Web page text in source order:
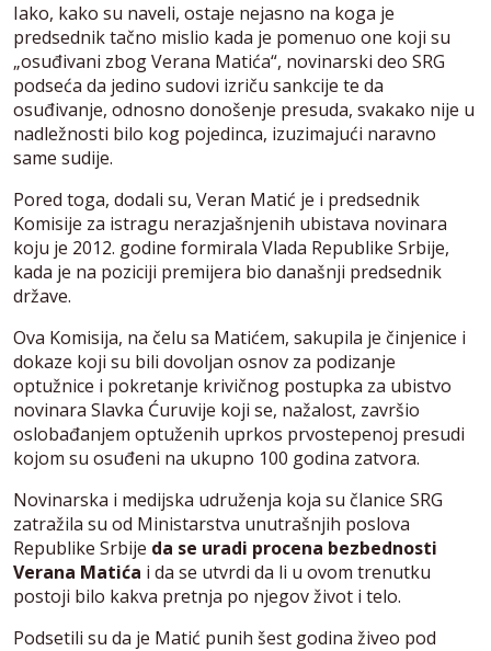
Iako, kako su naveli, ostaje nejasno na koga je
predsednik tačno mislio kada je pomenuo one koji su
„osuđivani zbog Verana Matića“, novinarski deo SRG
podseća da jedino sudovi izriču sankcije te da
osuđivanje, odnosno donošenje presuda, svakako nije u
nadležnosti bilo kog pojedinca, izuzimajući naravno
same sudije.
Pored toga, dodali su, Veran Matić je i predsednik
Komisije za istragu nerazjašnjenih ubistava novinara
koju je 2012. godine formirala Vlada Republike Srbije,
kada je na poziciji premijera bio današnji predsednik
države.
Ova Komisija, na čelu sa Matićem, sakupila je činjenice i
dokaze koji su bili dovoljan osnov za podizanje
optužnice i pokretanje krivičnog postupka za ubistvo
novinara Slavka Ćuruvije koji se, nažalost, završio
oslobađanjem optuženih uprkos prvostepenoj presudi
kojom su osuđeni na ukupno 100 godina zatvora.
Novinarska i medijska udruženja koja su članice SRG
zatražila su od Ministarstva unutrašnjih poslova
Republike Srbije da se uradi procena bezbednosti
Verana Matića i da se utvrdi da li u ovom trenutku
postoji bilo kakva pretnja po njegov život i telo.
Podsetili su da je Matić punih šest godina živeo pod